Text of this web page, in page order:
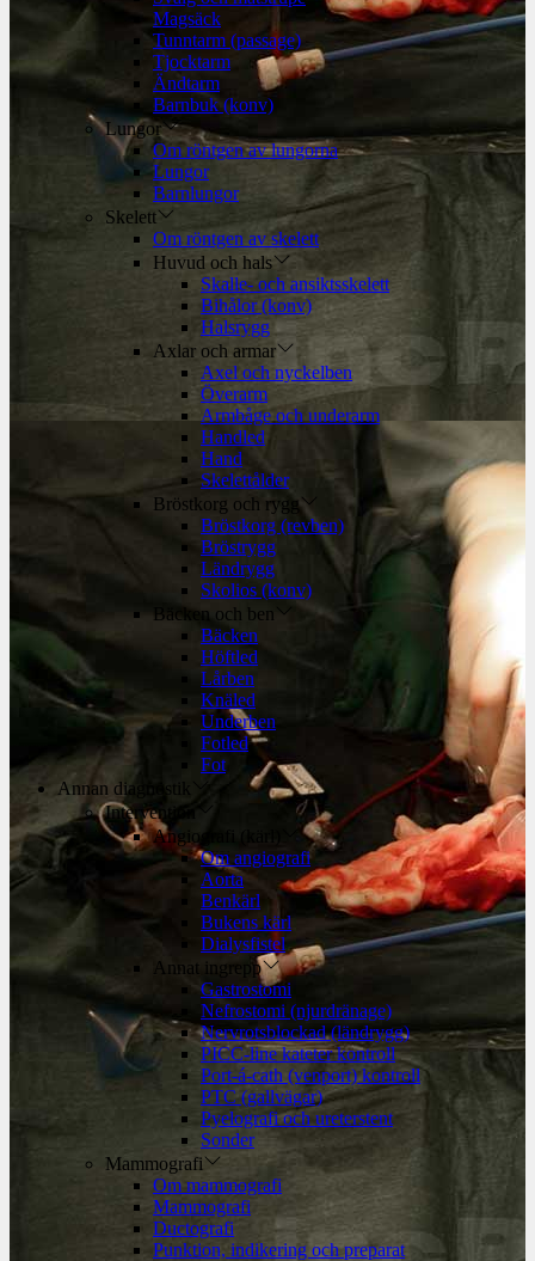
Magsäck
Tunntarm (passage)
Tjocktarm
Ändtarm
Barnbuk (konv)
Lungor
Om röntgen av lungorna
Lungor
Barnlungor
Skelett
Om röntgen av skelett
Huvud och hals
Skalle- och ansiktsskelett
Bihålor (konv)
Halsrygg
Axlar och armar
Axel och nyckelben
Överarm
Armbåge och underarm
Handled
Hand
Skelettålder
Bröstkorg och rygg
Bröstkorg (revben)
Bröstrygg
Ländrygg
Skolios (konv)
Bäcken och ben
Bäcken
Höftled
Lårben
Knäled
Underben
Fotled
Fot
Annan diagnostik
Intervention
Angiografi (kärl)
Om angiografi
Aorta
Benkärl
Bukens kärl
Dialysfistel
Annat ingrepp
Gastrostomi
Nefrostomi (njurdränage)
Nervrotsblockad (ländrygg)
PICC-line kateter kontroll
Port-á-cath (venport) kontroll
PTC (gallvägar)
Pyelografi och ureterstent
Sonder
Mammografi
Om mammografi
Mammografi
Ductografi
Punktion, indikering och preparat